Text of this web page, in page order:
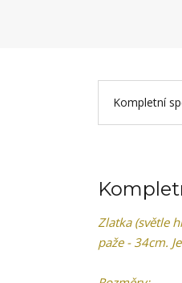
Kompletní
Zlatka (světle
paže - 34cm.